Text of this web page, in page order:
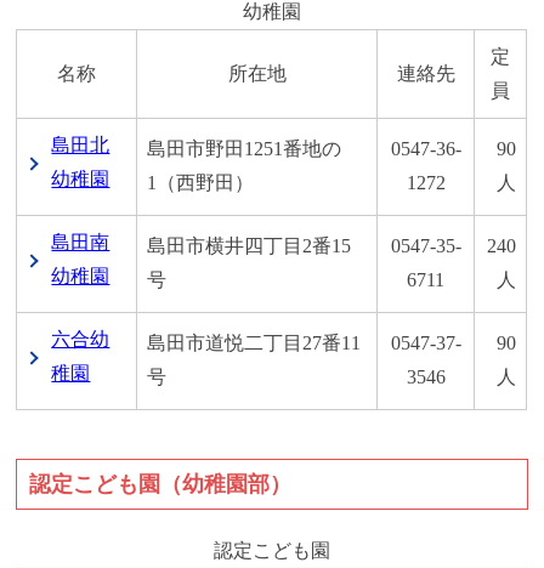
幼稚園
名称 所在地 連絡先
定
員
島田北
幼稚園
島田市野田1251番地の
1（西野田）
0547-36-
1272
90
人
島田南
幼稚園
島田市横井四丁目2番15
号
0547-35-
6711
240
人
六合幼
稚園
島田市道悦二丁目27番11
号
0547-37-
3546
90
人
認定こども園（幼稚園部）
認定こども園